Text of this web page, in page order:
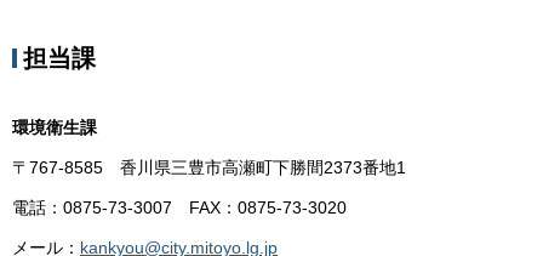
担当課
環境衛生課
〒767-8585 香川県三豊市高瀬町下勝間2373番地1
電話：0875-73-3007 FAX：0875-73-3020
メール： kankyou@city.mitoyo.lg.jp